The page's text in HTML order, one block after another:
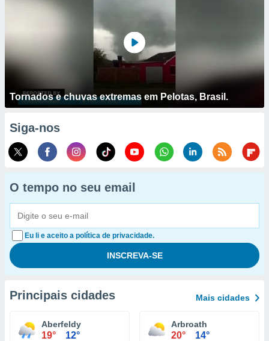
Tornados e chuvas extremas em Pelotas, Brasil.
Siga-nos
O tempo no seu email
Eu li e aceito a política de privacidade.
Principais cidades Mais cidades
Aberfeldy
19° 12°
Arbroath
20° 14°